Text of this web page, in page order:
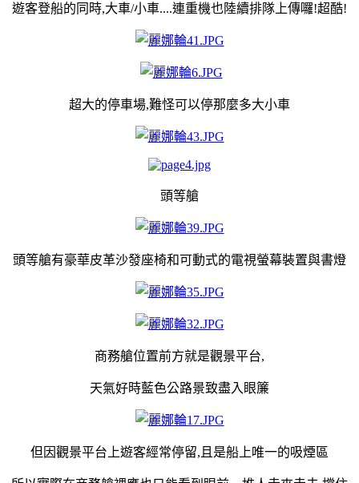
遊客登船的同時,大車/小車....連重機也陸續排隊上傳囉!超酷!
超大的停車場,難怪可以停那麼多大小車
頭等艙
頭等艙有豪華皮革沙發座椅和可動式的電視螢幕裝置與書燈
商務艙位置前方就是觀景平台,
天氣好時藍色公路景致盡入眼簾
但因觀景平台上遊客經常停留,且是船上唯一的吸煙區